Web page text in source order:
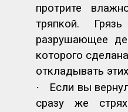
протрите
тряпкой.
разрушающее
которого
откладывать
·
Если вы
сразу же